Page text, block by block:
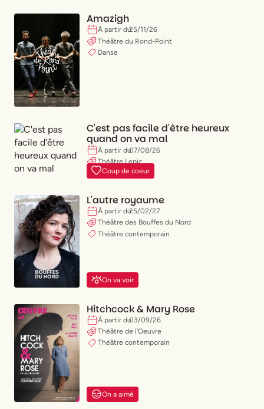
Amazigh
À partir du25/11/26
Théâtre du Rond-Point
Danse
C'est pas facile d'être heureux
quand on va mal
À partir du07/08/26
Théâtre Lepic
Comédie
Coup de coeur
L'autre royaume
À partir du25/02/27
Théâtre des Bouffes du Nord
Théâtre contemporain
On va voir
Hitchcock & Mary Rose
À partir du03/09/26
Théâtre de l'Oeuvre
Théâtre contemporain
On a aimé